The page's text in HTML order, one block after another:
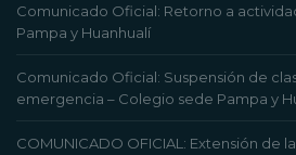
Comunicado Oficial: Retorno a
Pampa y Huanhualí
Comunicado Oficial: Suspensión de
emergencia – Colegio sede Pampa y
COMUNICADO OFICIAL: Extensión de